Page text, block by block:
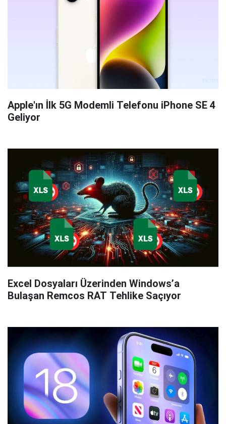
Apple'ın İlk 5G Modemli Telefonu iPhone SE 4
Geliyor
Excel Dosyaları Üzerinden Windows’a
Bulaşan Remcos RAT Tehlike Saçıyor